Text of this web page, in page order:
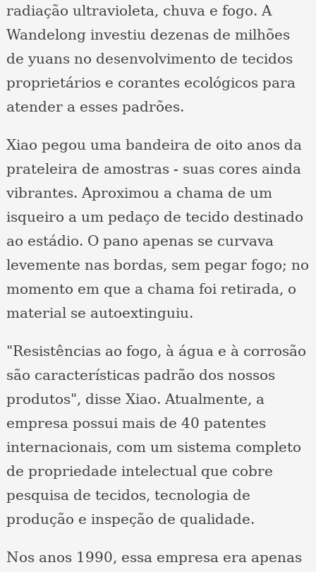
radiação ultravioleta, chuva e fogo. A
Wandelong investiu dezenas de milhões
de yuans no desenvolvimento de tecidos
proprietários e corantes ecológicos para
atender a esses padrões.
Xiao pegou uma bandeira de oito anos da
prateleira de amostras - suas cores ainda
vibrantes. Aproximou a chama de um
isqueiro a um pedaço de tecido destinado
ao estádio. O pano apenas se curvava
levemente nas bordas, sem pegar fogo; no
momento em que a chama foi retirada, o
material se autoextinguiu.
"Resistências ao fogo, à água e à corrosão
são características padrão dos nossos
produtos", disse Xiao. Atualmente, a
empresa possui mais de 40 patentes
internacionais, com um sistema completo
de propriedade intelectual que cobre
pesquisa de tecidos, tecnologia de
produção e inspeção de qualidade.
Nos anos 1990, essa empresa era apenas